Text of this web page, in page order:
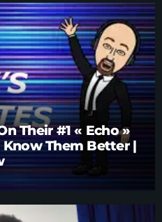
Their #1 « Echo »
Them Better |